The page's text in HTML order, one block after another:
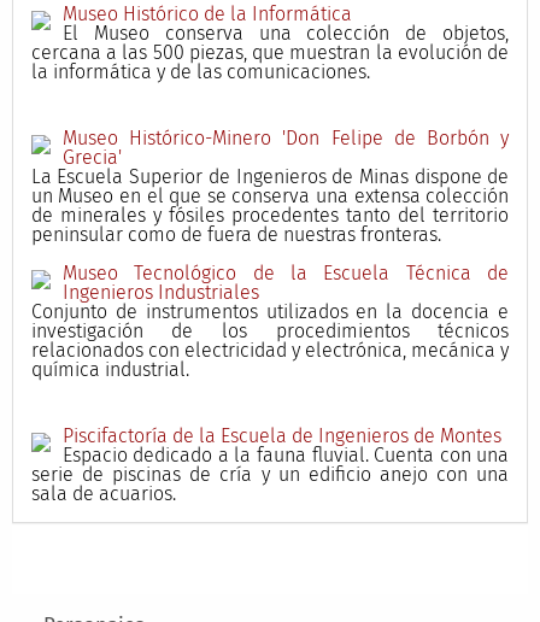
Museo Histórico de la Informática
El Museo conserva una colección de objetos,
cercana a las 500 piezas, que muestran la evolución de
la informática y de las comunicaciones.
Museo Histórico-Minero 'Don Felipe de Borbón y
Grecia'
La Escuela Superior de Ingenieros de Minas dispone de
un Museo en el que se conserva una extensa colección
de minerales y fósiles procedentes tanto del territorio
peninsular como de fuera de nuestras fronteras.
Museo Tecnológico de la Escuela Técnica de
Ingenieros Industriales
Conjunto de instrumentos utilizados en la docencia e
investigación de los procedimientos técnicos
relacionados con electricidad y electrónica, mecánica y
química industrial.
Piscifactoría de la Escuela de Ingenieros de Montes
Espacio dedicado a la fauna fluvial. Cuenta con una
serie de piscinas de cría y un edificio anejo con una
sala de acuarios.